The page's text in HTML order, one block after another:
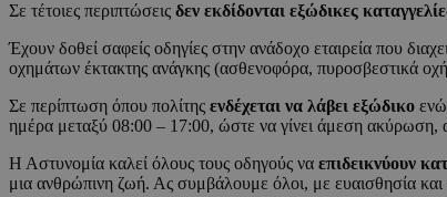
Σε τέτοιες περιπτώσεις δεν εκδίδονται εξώδικες
Έχουν δοθεί σαφείς οδηγίες στην ανάδοχο εταιρεία που
οχημάτων έκτακτης ανάγκης (ασθενοφόρα, πυροσβεστικά
Σε περίπτωση όπου πολίτης ενδέχεται να λάβει εξώδικο
ημέρα μεταξύ 08:00 – 17:00, ώστε να γίνει άμεση ακύρωση,
Η Αστυνομία καλεί όλους τους οδηγούς να επιδεικνύουν
μια ανθρώπινη ζωή. Ας συμβάλουμε όλοι, με ευαισθησία και